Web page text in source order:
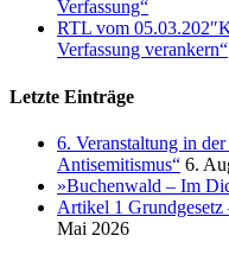
Verfassung“
RTL vom
Verfassung verankern“
Letzte Einträge
6. Veranstaltung in
Antisemitismus“ 6.
»Buchenwald – Im
Artikel 1 Grundgesetz
Mai 2026